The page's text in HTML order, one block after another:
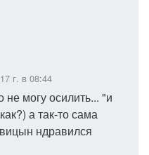
г. в 08:44
могу осилить... "и
а так-то сама
ндравился